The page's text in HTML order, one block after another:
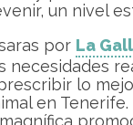
un nivel
por La
necesidades
lo
en